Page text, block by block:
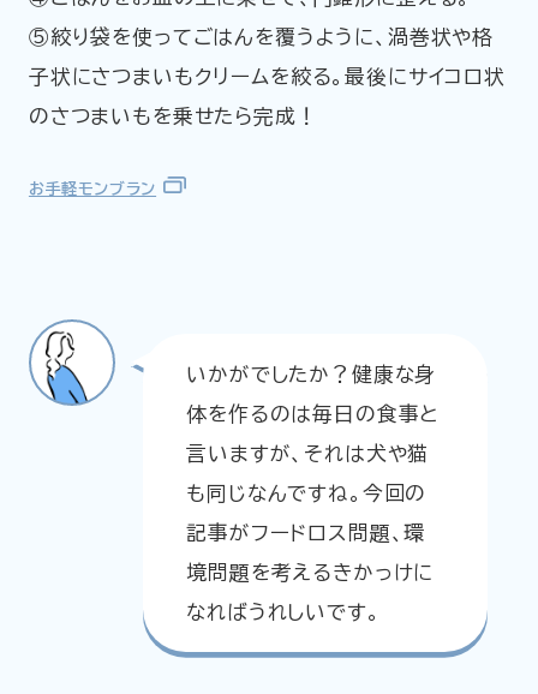
⑤絞り袋を使ってごはんを覆うように、渦巻状や格
子状にさつまいもクリームを絞る。最後にサイコロ状
のさつまいもを乗せたら完成！
お手軽モンブラン
いかがでしたか？健康な身
体を作るのは毎日の食事と
言いますが、それは犬や猫
も同じなんですね。今回の
記事がフードロス問題、環
境問題を考えるきかっけに
なればうれしいです。